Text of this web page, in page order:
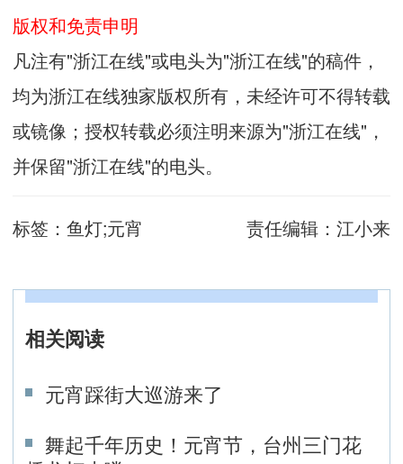
版权和免责申明
凡注有"浙江在线"或电头为"浙江在线"的稿件，
均为浙江在线独家版权所有，未经许可不得转载
或镜像；授权转载必须注明来源为"浙江在线"，
并保留"浙江在线"的电头。
标签： 鱼灯;元宵 责任编辑： 江小来
相关阅读
元宵踩街大巡游来了
舞起千年历史！元宵节，台州三门花